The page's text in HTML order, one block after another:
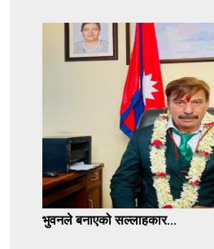
भुवनले बनाएको सल्लाहकार...